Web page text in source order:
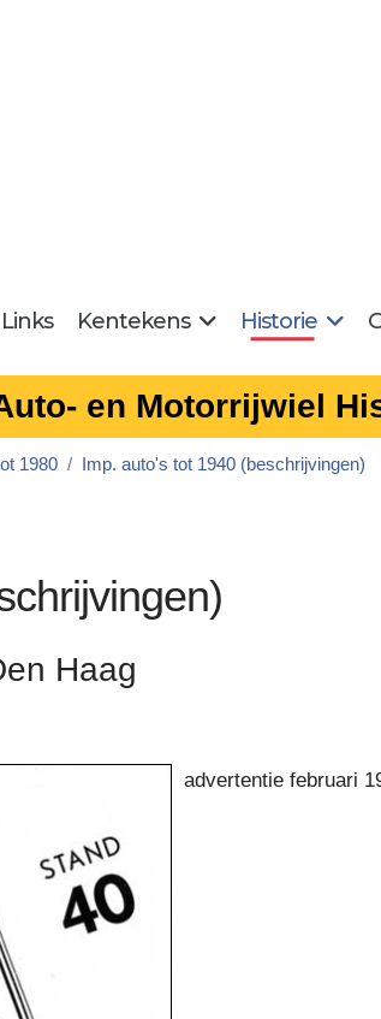
Links Kentekens Historie
en Motorrijwiel
1980
Imp. auto's tot 1940 (beschrijvingen)
Haag
advertentie februari